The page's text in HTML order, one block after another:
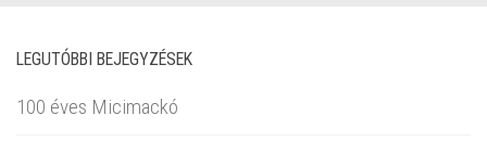
LEGUTÓBBI BEJEGYZÉSEK
100 éves Micimackó